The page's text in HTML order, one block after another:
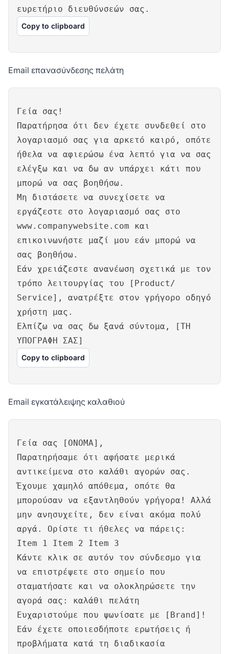
ευρετήριο διευθύνσεών σας.
Copy to clipboard
Email επανασύνδεσης πελάτη
Γεία σας!
Παρατήρησα ότι δεν έχετε συνδεθεί στο
λογαριασμό σας για αρκετό καιρό, οπότε
ήθελα να αφιερώσω ένα λεπτό για να σας
ελέγξω και να δω αν υπάρχει κάτι που
μπορώ να σας βοηθήσω.
Μη διστάσετε να συνεχίσετε να
εργάζεστε στο λογαριασμό σας στο
www.companywebsite.com και
επικοινωνήστε μαζί μου εάν μπορώ να
σας βοηθήσω.
Εάν χρειάζεστε ανανέωση σχετικά με τον
τρόπο λειτουργίας του [Product/
Service], ανατρέξτε στον γρήγορο οδηγό
χρήστη μας.
Ελπίζω να σας δω ξανά σύντομα, [ΤΗ
ΥΠΟΓΡΑΦΗ ΣΑΣ]
Copy to clipboard
Email εγκατάλειψης καλαθιού
Γεία σας [ΟΝΟΜΑ],
Παρατηρήσαμε ότι αφήσατε μερικά
αντικείμενα στο καλάθι αγορών σας.
Έχουμε χαμηλό απόθεμα, οπότε θα
μπορούσαν να εξαντληθούν γρήγορα! Αλλά
μην ανησυχείτε, δεν είναι ακόμα πολύ
αργά. Ορίστε τι ήθελες να πάρεις:
Item 1 Item 2 Item 3
Κάντε κλικ σε αυτόν τον σύνδεσμο για
να επιστρέψετε στο σημείο που
σταματήσατε και να ολοκληρώσετε την
αγορά σας: καλάθι πελάτη
Ευχαριστούμε που ψωνίσατε με [Brand]!
Εάν έχετε οποιεσδήποτε ερωτήσεις ή
προβλήματα κατά τη διαδικασία